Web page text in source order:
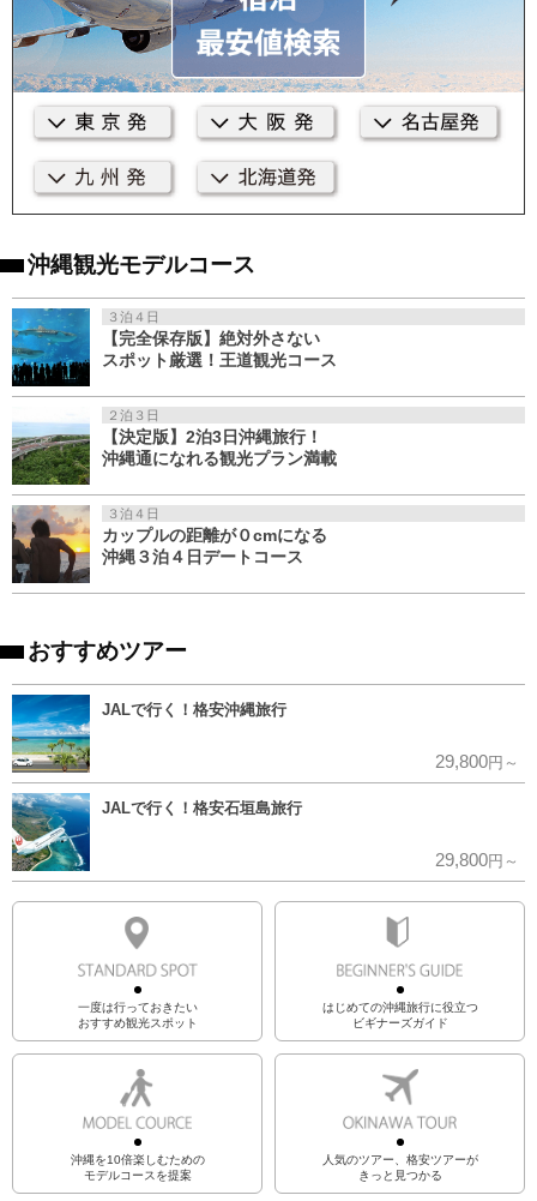
沖縄観光モデルコース
３泊４日
【完全保存版】絶対外さない
スポット厳選！王道観光コース
２泊３日
【決定版】2泊3日沖縄旅行！
沖縄通になれる観光プラン満載
３泊４日
カップルの距離が０cmになる
沖縄３泊４日デートコース
おすすめツアー
JALで行く！格安沖縄旅行
29,800円～
JALで行く！格安石垣島旅行
29,800円～
一度は行っておきたい
おすすめ観光スポット
はじめての沖縄旅行に役立つ
ビギナーズガイド
沖縄を10倍楽しむための
モデルコースを提案
人気のツアー、格安ツアーが
きっと見つかる